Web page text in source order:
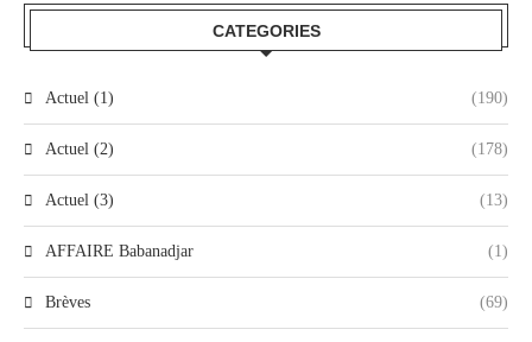
CATEGORIES
Actuel (1) (190)
Actuel (2) (178)
Actuel (3) (13)
AFFAIRE Babanadjar (1)
Brèves (69)